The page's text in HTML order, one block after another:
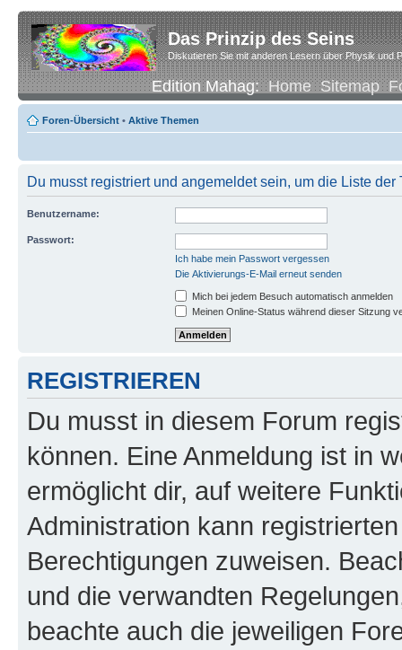
Das Prinzip des Seins
Diskutieren Sie mit anderen Lesern über Physik und
Edition Mahag:Home Sitemap
Foren-Übersicht • Aktive Themen
Du musst registriert und angemeldet sein, um die Liste
Benutzername:
Passwort:
Ich habe mein Passwort vergessen
Die Aktivierungs-E-Mail erneut senden
Mich bei jedem Besuch automatisch anmelden
Meinen Online-Status während dieser Sitzung
REGISTRIEREN
Du musst in diesem Forum
können. Eine Anmeldung ist in
ermöglicht dir, auf weitere
Administration kann
Berechtigungen zuweisen.
und die verwandten
beachte auch die jeweiligen